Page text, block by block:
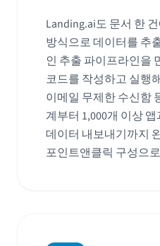
Landing.ai도 문서 한
방식으로 데이터를 추
인 추출 파이프라인을
코드를 작성하고 실행
이메일 무제한 수신함
계부터 1,000개 이상
데이터 내보내기까지
포인트앤클릭 구성으